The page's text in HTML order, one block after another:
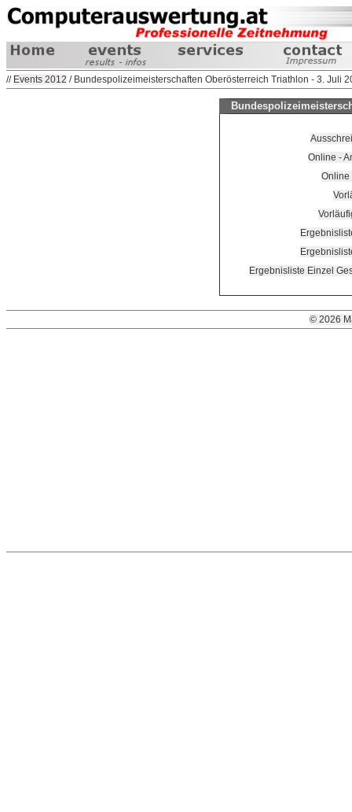
// Events 2012 / Bundespolizeimeisterschaften Oberösterreich Triathlon - 3. Juli
Online -
Online
Ergebnisliste Einzel
© 2026